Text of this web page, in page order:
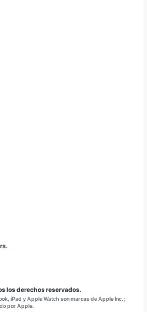
los derechos reservados.
iPad y Apple Watch son marcas de Apple Inc.;
por Apple.